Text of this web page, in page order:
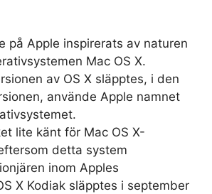
på Apple inspirerats av naturen
Mac OS X.
av OS X släpptes, i den
använde Apple namnet
lite känt för Mac OS X-
detta system
inom Apples
X Kodiak släpptes i september